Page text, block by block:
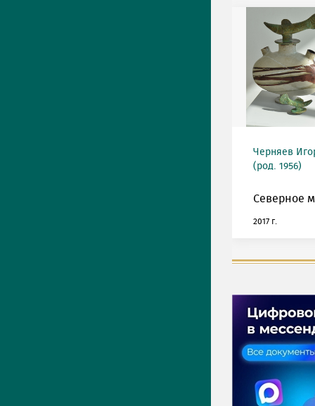
Черняев
(род. 1956)
Северное
2017 г.